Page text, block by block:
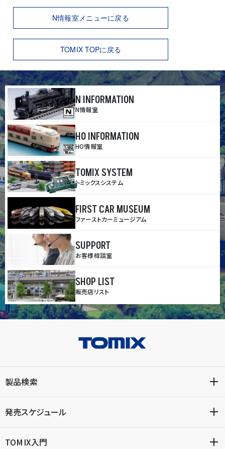
N情報室メニューに戻る
TOMIX TOPに戻る
N INFORMATION
N情報室
HO INFORMATION
HO情報室
TOMIX SYSTEM
トミックスシステム
FIRST CAR MUSEUM
ファーストカーミュージアム
SUPPORT
お客様相談室
SHOP LIST
販売店リスト
製品検索
発売スケジュール
TOMIX入門